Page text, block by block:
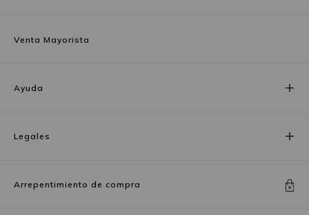
Venta Mayorista
Ayuda
Legales
Arrepentimiento de compra